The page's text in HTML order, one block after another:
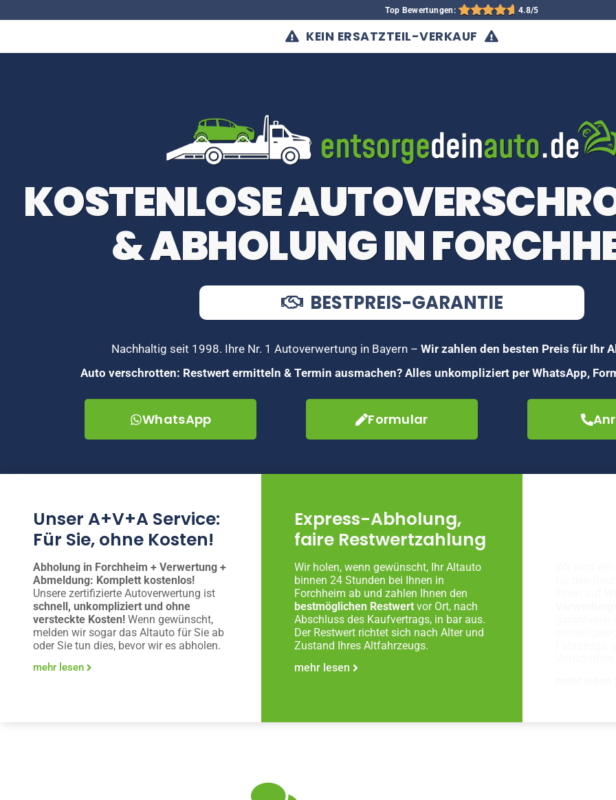
Top Bewertungen: 4.8/5
KEIN ERSATZTEIL-VERKAUF
KOSTENLOSE
& ABHOLUNG IN
BESTPREIS-GARANTIE
Nachhaltig seit 1998. Ihre Nr. 1 Autoverwertung in Bayern – Wir zahlen den besten Preis für Ihr
Auto verschrotten: Restwert ermitteln & Termin ausmachen? Alles unkompliziert per WhatsApp,
WhatsApp Formular
Unser A+V+A Service:
Für Sie, ohne Kosten!
Abholung in Forchheim + Verwertung +
Abmeldung: Komplett kostenlos!
Unsere zertifizierte Autoverwertung ist
schnell, unkompliziert und ohne
versteckte Kosten! Wenn gewünscht,
melden wir sogar das Altauto für Sie ab
oder Sie tun dies, bevor wir es abholen.
mehr lesen
Express-Abholung,
faire Restwertzahlung
Wir holen, wenn gewünscht, Ihr Altauto
binnen 24 Stunden bei Ihnen in
Forchheim ab und zahlen Ihnen den
bestmöglichen Restwertvor Ort, nach
Abschluss des Kaufvertrags, in bar aus.
Der Restwert richtet sich nach Alter und
Zustand Ihres Altfahrzeugs.
mehr lesen